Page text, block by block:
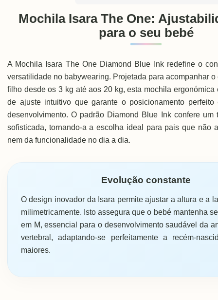
Mochila Isara The One:
para o seu bebé
A Mochila Isara The One Diamond Blue Ink redefine o
versatilidade no babywearing. Projetada para acompanhar
filho desde os 3 kg até aos 20 kg, esta mochila ergonómica
de ajuste intuitivo que garante o posicionamento
desenvolvimento. O padrão Diamond Blue Ink confere um
sofisticada, tornando-a a escolha ideal para pais que não
nem da funcionalidade no dia a dia.
Evolução constante
O design inovador da Isara permite ajustar a altura e a
milimetricamente. Isto assegura que o bebé mantenha
em M, essencial para o desenvolvimento saudável da
vertebral, adaptando-se perfeitamente a recém-
maiores.